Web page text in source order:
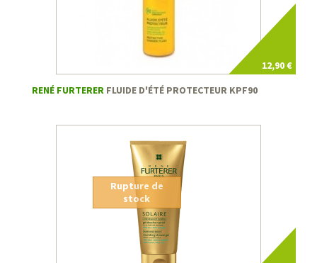
12,90 €
RENÉ FURTERER FLUIDE D'ÉTÉ PROTECTEUR KPF90
Rupture de
stock